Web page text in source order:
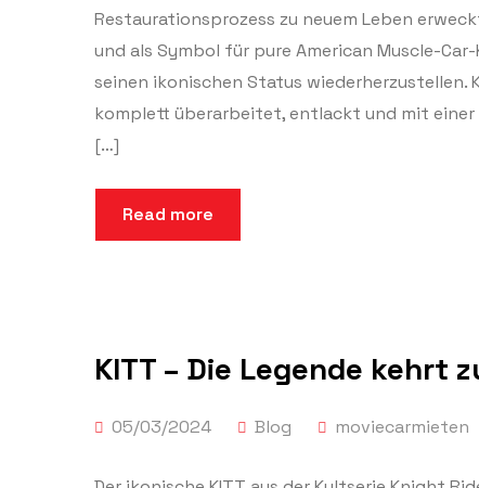
Restaurationsprozess zu neuem Leben
und als Symbol für pure American Muscle-
seinen ikonischen Status wiederherzustellen.
komplett überarbeitet, entlackt und mit
[…]
Read more
KITT – Die Legende kehrt
05/03/2024 Blog moviecarmieten